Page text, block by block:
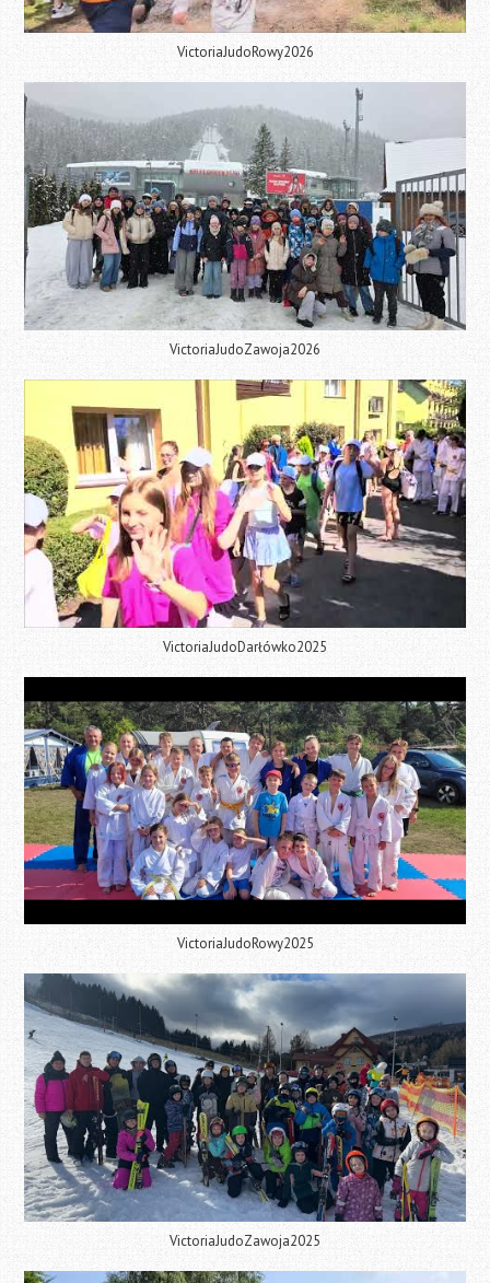
VictoriaJudoRowy2026
VictoriaJudoZawoja2026
VictoriaJudoDarłówko2025
VictoriaJudoRowy2025
VictoriaJudoZawoja2025